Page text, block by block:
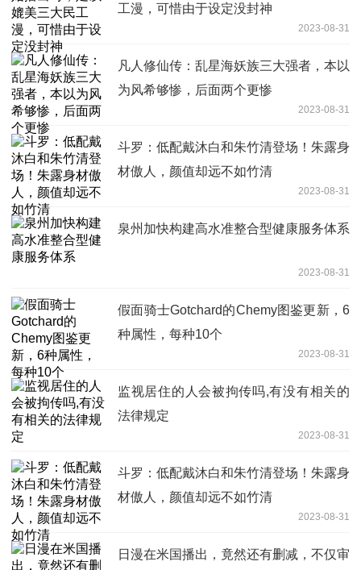
工漫，可惜由于设定没封神
2023-08-31
凡人修仙传：乱星海妖族三大强者，本以
为风希够惨，后面两个更惨
2023-08-31
斗罗：低配戴沐白和朱竹清登场！朱露身
材傲人，颜值却远不如竹清
2023-08-31
泉州加快构建高水准整合型健康服务体系
2023-08-31
假面骑士Gotchard的Chemy图鉴更新，6
种属性，每种10个
2023-08-31
监视居住的人会被拘传吗,有没有相关的
法律规定
2023-08-31
斗罗：低配戴沐白和朱竹清登场！朱露身
材傲人，颜值却远不如竹清
2023-08-31
日漫在米国播出，竟然还有删减，不仅审